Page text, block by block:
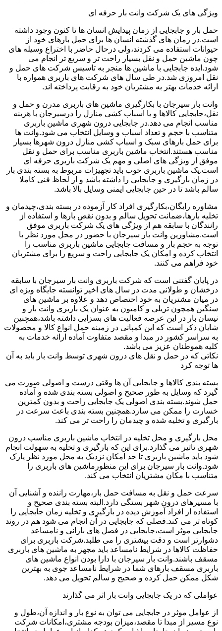
ویژگی های یک شرکت وانت بار حرفه ای
حمل بار و جابجایی از زمان پیدایش انسان ها تا کنون وجود داشته
است.در زمان های گذشته انسان ها برای حمل بارهای خود از
حیوانات استفاده می کردند،ولی درحال حاضر با اختراع وسیله های
چون ماشین حمل و نقل بسیار راحت تر و سریع تر انجام می
شود.ایده جابجایی با ماشین ها منجر به تاسیس شرکت های حمل و
نقل امروزی شد.در طی سال های شرکت های باربری همواره با
ارائه خدمات بهتر به مشتریان خود به رقابت پرداخته اند.
وانت بار سیرجان با بکارگیری ماشین های باربری مدرن و حمل و
نقل،جابجایی کالاها و یا اسباب کشی منازل را درسیرجان با هزینه
مناسب انجام می دهد.در جابجایی درون شهری ماشین باربری
متناسب با حجم و تعداد اسباب و وسایل انتخاب می شود.وانت ها
برای حمل بارهای سبک و اسباب کشی منازل درون شهرها بسیار
مناسب هستند.انتخاب ماشین باربری مناسب برای حمل و نقل
موفق از ویژگی های اصلی و مهم یک شرکت باربری حرفه ای
است.یک ماشین باربری خوب باید تجهیزات مربوط به بسته بندی بار
در زمان بارگیری و جابجایی را داشته باشد و از لحاظ فنی کاملا
سالم باشد تا در حین جابجایی ایمنی وسایل بالا باشد.
مشاوره رایگان،بکارگیری افراد کار آزموده در بسته بندی،چیدمان و
تخلیه بارها،ضمانت تحویل سالم و بدون نقص بارها و استفاده از
رانندگان با سابقه هم از ویژگی های یک شرکت باربری موفق
است.مشاورین وانت بار سیرجان با حضور در محل مورد نظر با
توجه به حجم بار و مسافت جابجایی ماشین باربری مناسب را
انتخاب کرده و امکان یک جابجایی راحت و سریع را برای مشتریان
خود فراهم می کنند.
در پایان گفتنی است که شرکت باربری وانت بار سیرجان با سابقه
درخشان و طولانی مدت در سال های اخیر توانسته جایگاه ویژه ای
در میان مشتریان به خود اختصاص دهد و علاوه بر ماشین های
سنگین همچون تریلی و کامیون به عنوان یک باربری وانت بار و
نیسان بار در این عرصه فعالیت های بسزایی داشته باشد،همچنین
شایان ذکر است که این کمپانی در زمینه حمل انواع کالا و محصولات
به سراسر کشور در مبدا و مقصد متفاوت آماده ارائه خدمات به
کلیه هموطنان عزیز می باشد.
نکاتی که در حمل و نقل های درون شهری توسط وانت بار باید به آن
ها توجه کرد
بسته بندی کالاها و جابجایی آن ها وقتی درست و اصولی صورت می
گیرد که وسایل به طور صحیح و اصولی بسته بندی شده و آماده
حمل شوند.بسته بندی اصولی یک جابجایی راحت و بدون کمترین
خسارت را ممکن می سازد.همچنین بسته بندی باعث سرعت در
بارگیری و تخلیه شده و چیدمان را راحت تر می کند.
محل بارگیری و محل تخلیه در انتخاب ماشین باربری مناسب درون
شهری تاثیر می گذارد.برای این که بارگیری و تخلیه به سهولت انجام
شود باید ماشین باربری تا حد امکان نزدیک به محل مورد نظر پارک
شود.وانت بار سیرجان برای این منظورماشین های باربری را
متناسب با مکان مشتریان انتخاب می کند.
سرعت حمل و نقل به مسافت حمل بار،مهارت راننده و آشنایی آن
با مسیرهای درون شهر بستگی دارد.البته بسته بندی صحیح و
استفاده از افراد آموزش دیده در بارگیری و تخلیه زمان جابجایی را
کوتاه تر می کند.فصلی که جابجایی در آن انجام می شود هم در روند
جابجایی موثر است،جابجایی در فصل های بارانی و نامساعد
دشوارتر است و دقت بیشتری را می طلبد.شرکت باربری برای
حفاظت کالاها در شرایط نامساعد باید مجهز به ماشین های باربری
مسقف باشند.وانت بار سیرجان با دارا بودن انواع ماشین های
باربری مسقف بارهای شما در شرایط نامساعد جوی به بهترین
شکل ممکن حمل کرده و صحیح و سالم تحویل می دهد.
عواملی که در یک جابجایی وانت بار اثر می گذارند
از عوامل موثر در جابجایی می توان به نوع بار و اندازه آن،طول و
نوع مسیر از مبدا تا مقصد،میزان بودجه مشتری،امکانات شرکت